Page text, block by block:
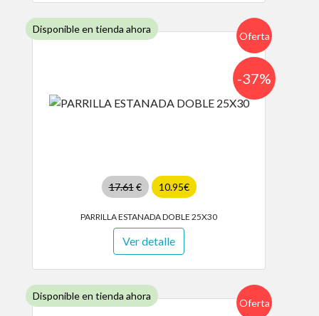
Disponible en tienda ahora
Oferta
17.61€ 10.95€
-37%
PARRILLA ESTANADA DOBLE 25X30
Ver detalle
Disponible en tienda ahora
Oferta